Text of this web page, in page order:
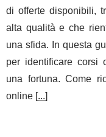
di offerte disponibili,
alta qualità e che
una sfida. In questa
per identificare corsi
una fortuna. Come
online [...]